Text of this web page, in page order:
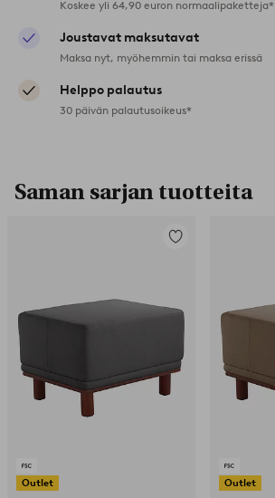
Koskee yli 64,90 euron normaalipaketteja*
Joustavat maksutavat
Maksa nyt, myöhemmin tai maksa erissä
Helppo palautus
30 päivän palautusoikeus*
Saman sarjan tuotteita
Outlet
Lisää
Outlet